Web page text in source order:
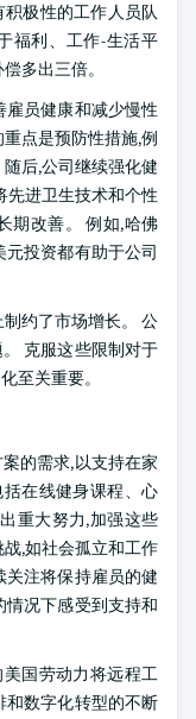
极性的工作人员队
福利、工作-生活平
多出三倍。
员健康和减少慢性
点是预防性措施,例
后,公司继续强化健
先进卫生技术和个性
期改善。 例如,哈佛
投资都有助于公司
约了市场增长。 公
克服这些限制对于
至关重要。
的需求,以支持在家
在线健身课程、心
重大努力,加强这些
,如社会孤立和工作
注将保持雇员的健
情况下感受到支持和
美国劳动力将远程工
和数字化转型的不断